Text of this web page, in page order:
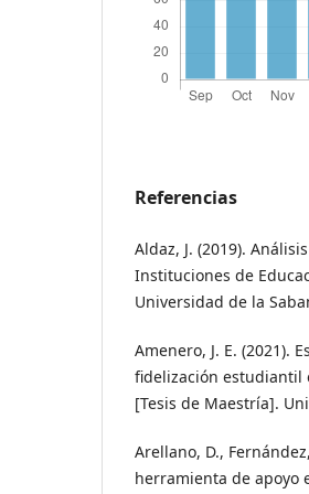
Referencias
Aldaz, J. (2019).
Instituciones de
Universidad de la
Amenero, J. E. (2021).
fidelización estudiantil
[Tesis de Maestría].
Arellano, D.,
herramienta de apoyo